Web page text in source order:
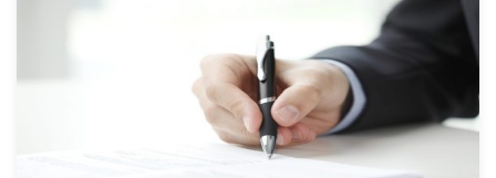
ا
م
ت
ی
ا
ز